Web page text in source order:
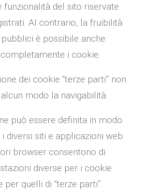
funzionalità del sito riservate
Al contrario, la fruibilità
è possibile anche
i cookie.
dei cookie “terze parti” non
modo la navigabilità.
può essere definita in modo
diversi siti e applicazioni web.
browser consentono di
diverse per i cookie
per quelli di “terze parti”.